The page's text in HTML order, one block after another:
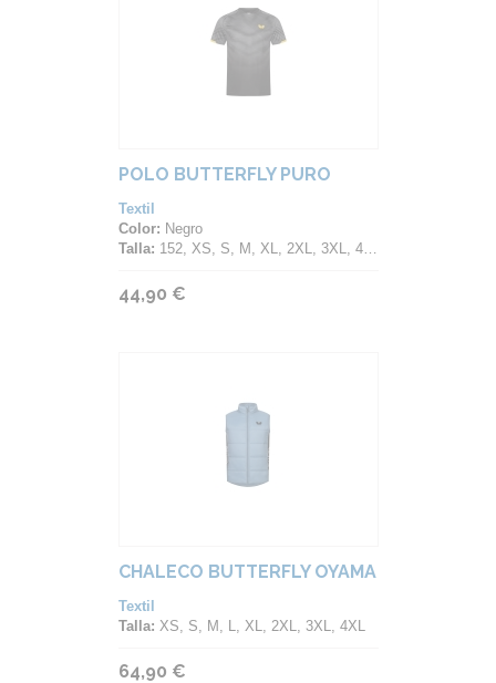
POLO BUTTERFLY PURO
Textil
Color: Negro
Talla: 152, XS, S, M, XL, 2XL, 3XL, 4XL
44,90 €
CHALECO BUTTERFLY OYAMA
Textil
Talla: XS, S, M, L, XL, 2XL, 3XL, 4XL
64,90 €